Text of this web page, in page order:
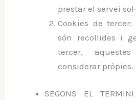
prestar el servei
Cookies de
són recollides i
tercer,
considerar pròpies.
SEGONS EL